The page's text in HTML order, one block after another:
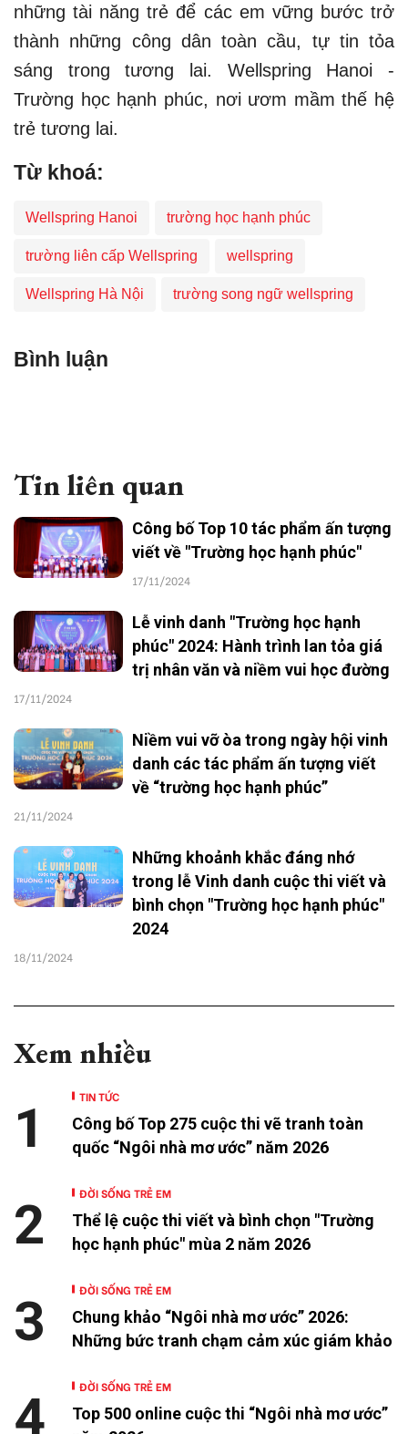
những tài năng trẻ để các em vững bước trở
thành những công dân toàn cầu, tự tin tỏa
sáng trong tương lai. Wellspring Hanoi -
Trường học hạnh phúc, nơi ươm mầm thế hệ
trẻ tương lai.
Từ khoá:
Wellspring Hanoi trường học hạnh phúc
trường liên cấp Wellspring wellspring
Wellspring Hà Nội trường song ngữ wellspring
Bình luận
Tin liên quan
Công bố Top 10 tác phẩm ấn tượng
viết về "Trường học hạnh phúc"
17/11/2024
Lễ vinh danh "Trường học hạnh
phúc" 2024: Hành trình lan tỏa giá
trị nhân văn và niềm vui học đường
17/11/2024
Niềm vui vỡ òa trong ngày hội vinh
danh các tác phẩm ấn tượng viết
về “trường học hạnh phúc”
21/11/2024
Những khoảnh khắc đáng nhớ
trong lễ Vinh danh cuộc thi viết và
bình chọn "Trường học hạnh phúc"
2024
18/11/2024
Xem nhiều
TIN TỨC
Công bố Top 275 cuộc thi vẽ tranh toàn
quốc “Ngôi nhà mơ ước” năm 2026
1
ĐỜI SỐNG TRẺ EM
Thể lệ cuộc thi viết và bình chọn "Trường
học hạnh phúc" mùa 2 năm 2026
2
ĐỜI SỐNG TRẺ EM
Chung khảo “Ngôi nhà mơ ước” 2026:
Những bức tranh chạm cảm xúc giám khảo
3
ĐỜI SỐNG TRẺ EM
Top 500 online cuộc thi “Ngôi nhà mơ ước”
4